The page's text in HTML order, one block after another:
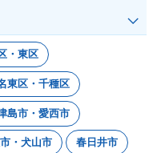
・東区
東区・千種区
島市・愛西市
・犬山市 春日井市